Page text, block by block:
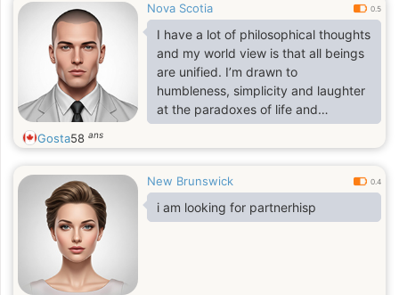
Nova Scotia 0.5
I have a lot of philosophical thoughts
and my world view is that all beings
are unified. I’m drawn to
humbleness, simplicity and laughter
at the paradoxes of life and
permanent knowledge claims.
highly adaptive, wide worldly skillset
and knowledge from poetry to car
mechanics hehehe!
Gosta58 ans
New Brunswick 0.4
i am looking for partnerhisp